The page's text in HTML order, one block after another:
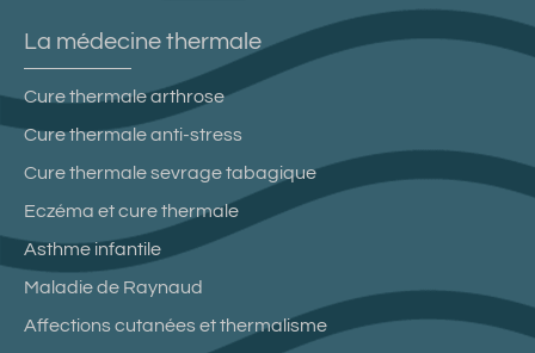
La médecine thermale
Cure thermale arthrose
Cure thermale anti-stress
Cure thermale sevrage tabagique
Eczéma et cure thermale
Asthme infantile
Maladie de Raynaud
Affections cutanées et thermalisme